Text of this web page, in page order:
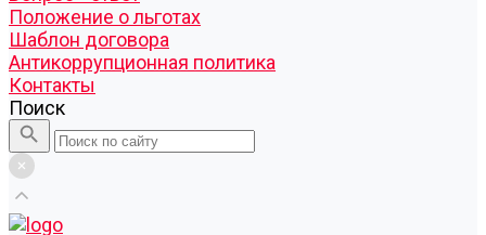
Положение о льготах
Шаблон договора
Антикоррупционная политика
Контакты
Поиск